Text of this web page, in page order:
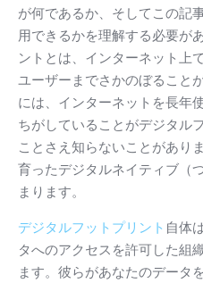
が何であるか、そしてこの記
用できるかを理解する必要が
ントとは、インターネット上
ユーザーまでさかのぼること
には、インターネットを長年
ちがしていることがデジタル
ことさえ知らないことがありま
育ったデジタルネイティブ（
まります。
デジタルフットプリント 自体
タへのアクセスを許可した組
ます。 彼らがあなたのデータ